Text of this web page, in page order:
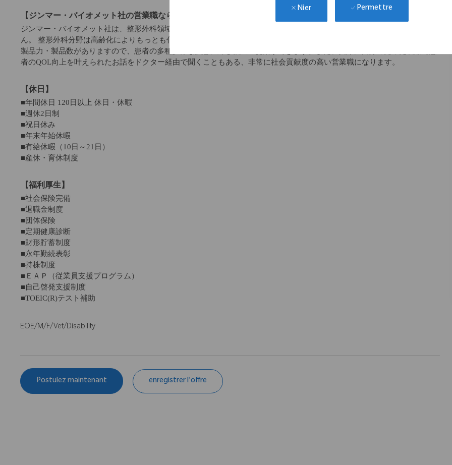
Nier Permettre
【ジンマー・バイオメット社の営業職ならではの魅力】
ジンマー・バイオメット社は、整形外科領域ではトップクラスの会社で、整形のドクターで知らない人はほとんどいませ
ん。 整形外科分野は高齢化によりもっとも伸びる市場の一つです。
製品力・製品数がありますので、患者の多種多様な疾患に対し幅広い提案ができます。また、実際に自分の売った製品で患
者のQOL向上を叶えられたお話をドクター経由で聞くこともある、非常に社会貢献度の高い営業職になります。
【休日】
■年間休日 120日以上 休日・休暇
■週休2日制
■祝日休み
■年末年始休暇
■有給休暇（10日～21日）
■産休・育休制度
【福利厚生】
■社会保険完備
■退職金制度
■団体保険
■定期健康診断
■財形貯蓄制度
■永年勤続表彰
■持株制度
■ＥＡＰ（従業員支援プログラム）
■自己啓発支援制度
■TOEIC(R)テスト補助
EOE/M/F/Vet/Disability
Postulez maintenant enregistrer l'offre